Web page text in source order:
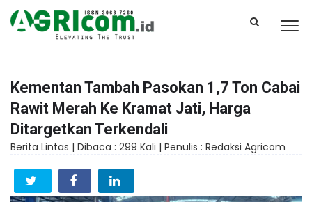
Kementan Tambah Pasokan 1,7 Ton Cabai
Rawit Merah Ke Kramat Jati, Harga
Ditargetkan Terkendali
Berita Lintas | Dibaca : 299 Kali | Penulis : Redaksi Agricom